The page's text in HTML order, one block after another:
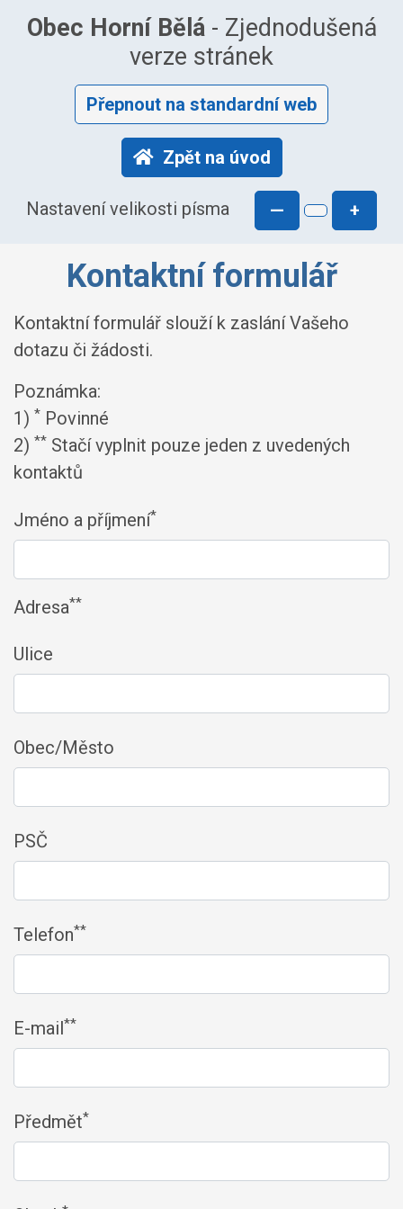
Obec Horní Bělá- Zjednodušená
verze stránek
Přepnout na standardní web
Zpět na úvod
Nastavení velikosti písma — +
Kontaktní formulář
Kontaktní formulář slouží k zaslání Vašeho
dotazu či žádosti.
Poznámka:
1) * Povinné
2) ** Stačí vyplnit pouze jeden z uvedených
kontaktů
Jméno a příjmení*
Adresa**
Ulice
Obec/Město
PSČ
Telefon**
E-mail**
Předmět*